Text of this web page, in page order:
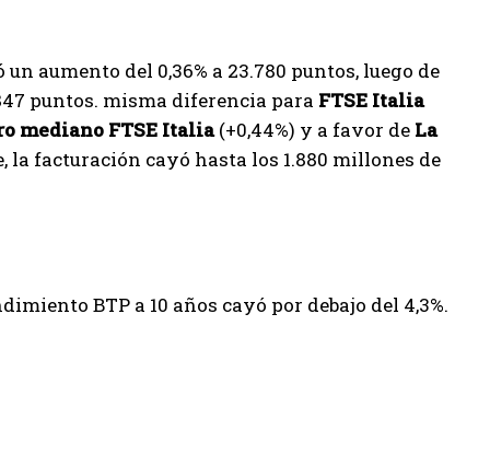
aumento del 0,36% a 23.780 puntos, luego de
puntos. misma diferencia para FTSE Italia
mediano FTSE Italia(+0,44%) y a favor de La
la facturación cayó hasta los 1.880 millones de
BTP a 10 años cayó por debajo del 4,3%.